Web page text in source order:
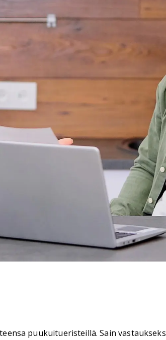
puukuitueristeillä. Sain